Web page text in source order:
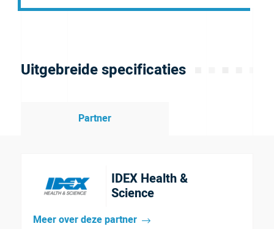
Uitgebreide specificaties
Partner
IDEX Health &
Science
Meer over deze partner